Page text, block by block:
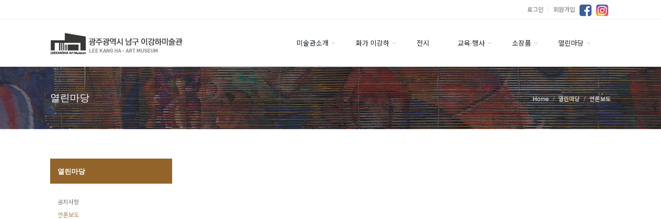
로그인 ｜ 회원가입
미술관소개 화가 이강하 전시 교육·행사 소장품 열린마당
열린마당 Home 열린마당 언론보도
열린마당
공지사항
언론보도